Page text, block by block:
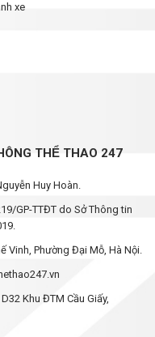
xe
THỂ THAO 247
Huy Hoàn.
GP-TTĐT do Sở Thông tin
Vinh, Phường Đại Mỗ, Hà Nội.
Khu ĐTM Cầu Giấy,